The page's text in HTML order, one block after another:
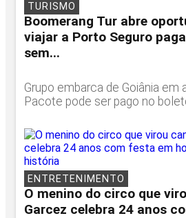
TURISMO
Boomerang Tur abre
viajar a Porto Seguro
sem...
Grupo embarca de Goiânia em
Pacote pode ser pago no
ENTRETENIMENTO
O menino do circo que
Garcez celebra 24 anos